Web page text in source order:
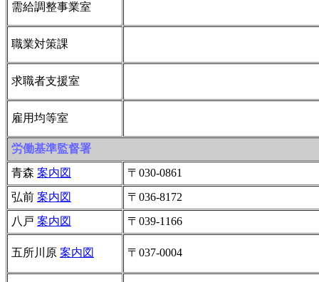
需給調整事業室
職業対策課
求職者支援室
雇用均等室
労働基準監督署
青森 案内図
〒030-0861
弘前 案内図
〒036-8172
八戸 案内図 〒039-1166
五所川原 案内図 〒037-0004